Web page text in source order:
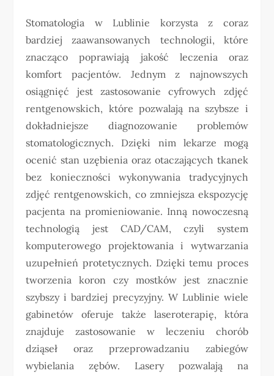
Stomatologia w Lublinie korzysta z coraz
bardziej zaawansowanych technologii, które
znacząco poprawiają jakość leczenia oraz
komfort pacjentów. Jednym z najnowszych
osiągnięć jest zastosowanie cyfrowych zdjęć
rentgenowskich, które pozwalają na szybsze i
dokładniejsze diagnozowanie problemów
stomatologicznych. Dzięki nim lekarze mogą
ocenić stan uzębienia oraz otaczających tkanek
bez konieczności wykonywania tradycyjnych
zdjęć rentgenowskich, co zmniejsza ekspozycję
pacjenta na promieniowanie. Inną nowoczesną
technologią jest CAD/CAM, czyli system
komputerowego projektowania i wytwarzania
uzupełnień protetycznych. Dzięki temu proces
tworzenia koron czy mostków jest znacznie
szybszy i bardziej precyzyjny. W Lublinie wiele
gabinetów oferuje także laseroterapię, która
znajduje zastosowanie w leczeniu chorób
dziąseł oraz przeprowadzaniu zabiegów
wybielania zębów. Lasery pozwalają na